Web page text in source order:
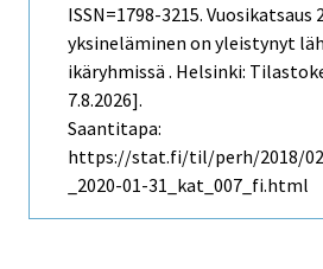
ISSN=1798-3215. Vuosikatsaus
yksineläminen on yleistynyt
ikäryhmissä . Helsinki:
7.8.2026].
Saantitapa:
https://stat.fi/til/perh/2018/
_2020-01-31_kat_007_fi.html